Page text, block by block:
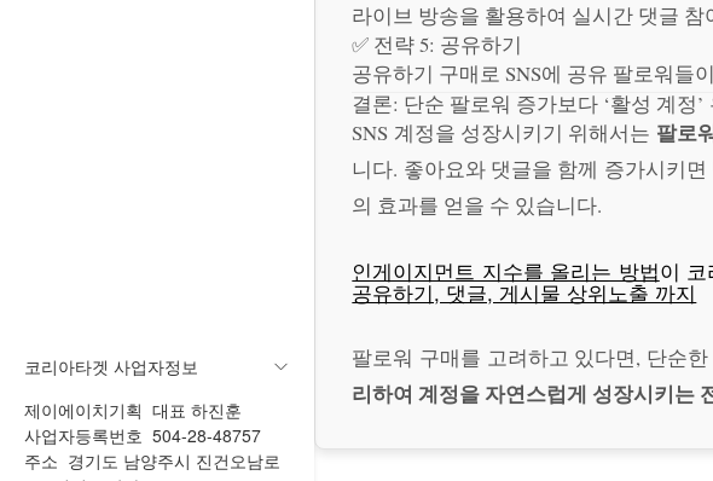
코리아타겟 사업자정보
제이에이치기획 대표 하진훈
사업자등록번호 504-28-48757
주소 경기도 남양주시 진건오남로
라이브 방송을 활용하여 실시간 댓글 참
✅ 전략 5: 공유하기
공유하기 구매로 SNS에 공유 팔로워들
결론: 단순 팔로워 증가보다 ‘활성 계정’
SNS 계정을 성장시키기 위해서는 팔로
니다. 좋아요와 댓글을 함께 증가시키면
의 효과를 얻을 수 있습니다.
인게이지먼트 지수를 올리는 방법이 코
공유하기, 댓글, 게시물 상위노출 까지
팔로워 구매를 고려하고 있다면, 단순
리하여 계정을 자연스럽게 성장시키는